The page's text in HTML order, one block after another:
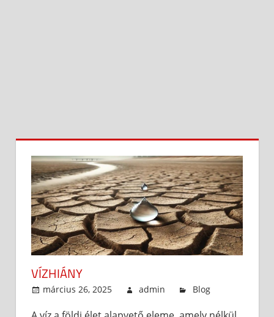
VÍZHIÁNY
március 26, 2025 admin Blog